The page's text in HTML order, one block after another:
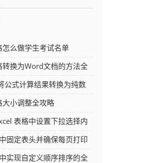
怎么做学生考试名单
转换为Word文档的方法全
公式计算结果转换为纯数
法
大小调整全攻略
表格中设置下拉选择内
固定表头并确保每页打印
头的方法详解
实现自定义顺序排序的全